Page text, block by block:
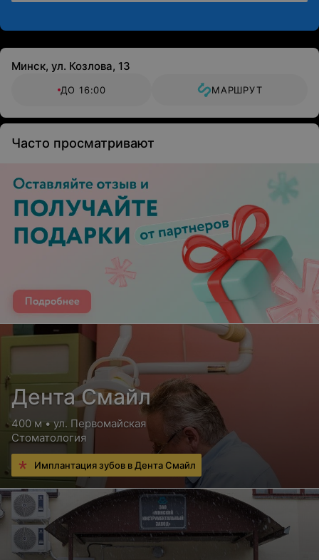
Минск, ул. Козлова, 13
ДО 16:00 МАРШРУТ
Часто просматривают
Дента Смайл
400 м • ул. Первомайская
Стоматология
Имплантация зубов в Дента Смайл